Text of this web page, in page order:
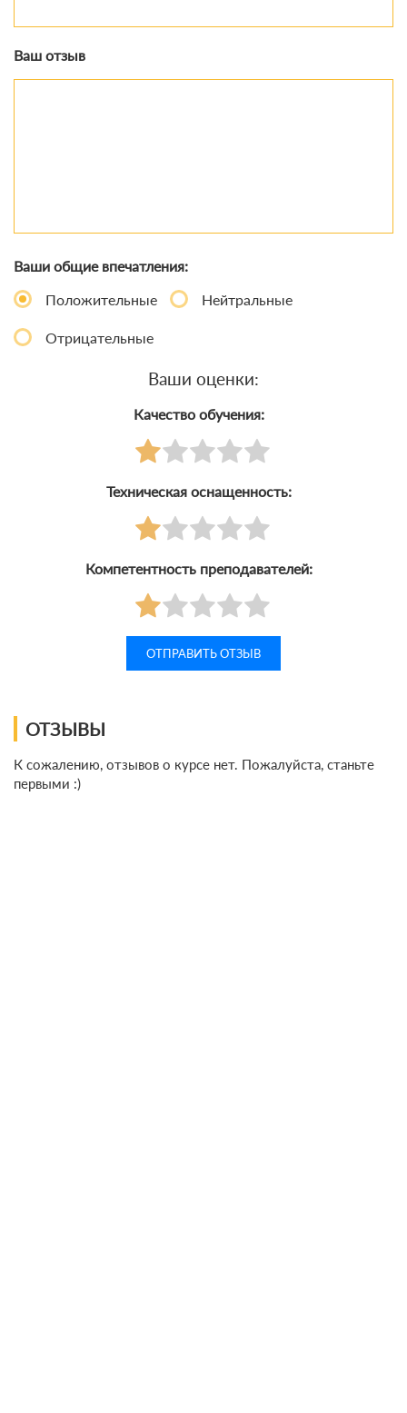
Ваш отзыв
Ваши общие впечатления:
Положительные
Нейтральные
Отрицательные
Ваши оценки:
Качество обучения:
Техническая оснащенность:
Компетентность преподавателей:
ОТЗЫВЫ
К сожалению, отзывов о курсе нет. Пожалуйста, станьте
первыми :)